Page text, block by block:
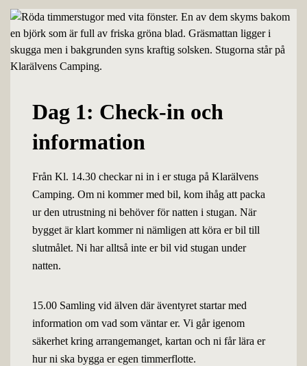
Dag 1: Check-in och
information
Från Kl. 14.30 checkar ni in i er stuga på Klarälvens
Camping. Om ni kommer med bil, kom ihåg att packa
ur den utrustning ni behöver för natten i stugan. När
bygget är klart kommer ni nämligen att köra er bil till
slutmålet. Ni har alltså inte er bil vid stugan under
natten.
15.00 Samling vid älven där äventyret startar med
information om vad som väntar er. Vi går igenom
säkerhet kring arrangemanget, kartan och ni får lära er
hur ni ska bygga er egen timmerflotte.